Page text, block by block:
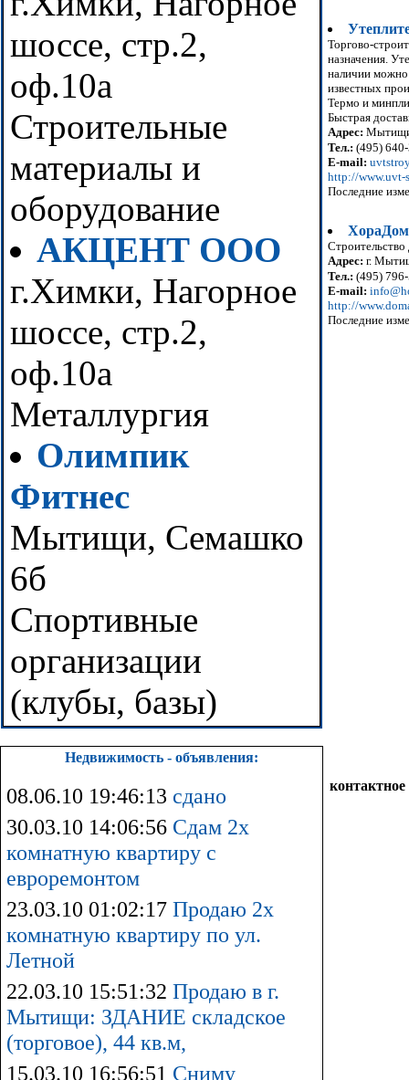
шоссе, стр.2,
оф.10а
Строительные
материалы и
оборудование
АКЦЕНТ ООО
г.Химки, Нагорное
шоссе, стр.2,
оф.10а
Металлургия
Олимпик
Фитнес
Мытищи, Семашко
6б
Спортивные
организации
(клубы, базы)
Недвижимость - объявления:
08.06.10 19:46:13 сдано
30.03.10 14:06:56 Сдам 2х
комнатную квартиру с
евроремонтом
23.03.10 01:02:17 Продаю 2х
комнатную квартиру по ул.
Летной
22.03.10 15:51:32 Продаю в г.
Мытищи: ЗДАНИЕ складское
(торговое), 44 кв.м,
15.03.10 16:56:51 Сниму
Торгово-
назначения.
наличии можно
известных
Термо и
Быстрая
Адрес:
Тел.: (495)
E-mail:
http://www.uvt-
Последние
ХораДом
Адрес: г.
Тел.: (495)
E-mail:
http://
Последние